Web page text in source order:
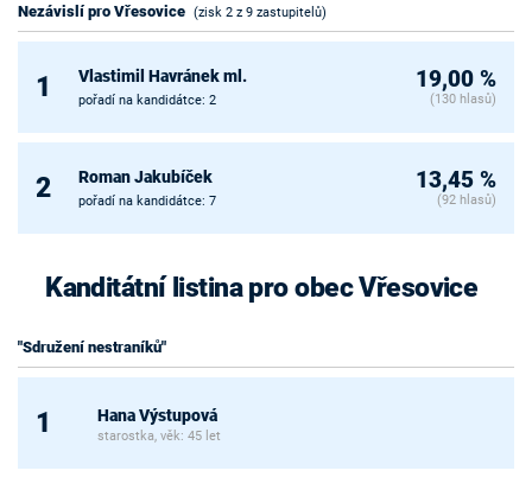
Nezávislí pro Vřesovice (zisk 2 z 9 zastupitelů)
1 Vlastimil Havránek ml.
pořadí na kandidátce: 2
19,00 %
(130 hlasů)
2 Roman Jakubíček
pořadí na kandidátce: 7
13,45 %
(92 hlasů)
Kanditátní listina pro obec Vřesovice
"Sdružení nestraníků"
1 Hana Výstupová
starostka, věk: 45 let